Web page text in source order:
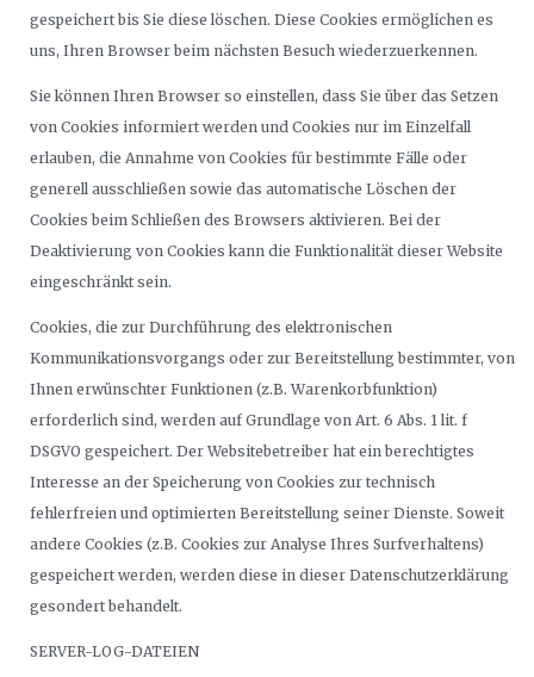
gespeichert bis Sie diese löschen. Diese Cookies ermöglichen es
uns, Ihren Browser beim nächsten Besuch wiederzuerkennen.
Sie können Ihren Browser so einstellen, dass Sie über das Setzen
von Cookies informiert werden und Cookies nur im Einzelfall
erlauben, die Annahme von Cookies für bestimmte Fälle oder
generell ausschließen sowie das automatische Löschen der
Cookies beim Schließen des Browsers aktivieren. Bei der
Deaktivierung von Cookies kann die Funktionalität dieser Website
eingeschränkt sein.
Cookies, die zur Durchführung des elektronischen
Kommunikationsvorgangs oder zur Bereitstellung bestimmter, von
Ihnen erwünschter Funktionen (z.B. Warenkorbfunktion)
erforderlich sind, werden auf Grundlage von Art. 6 Abs. 1 lit. f
DSGVO gespeichert. Der Websitebetreiber hat ein berechtigtes
Interesse an der Speicherung von Cookies zur technisch
fehlerfreien und optimierten Bereitstellung seiner Dienste. Soweit
andere Cookies (z.B. Cookies zur Analyse Ihres Surfverhaltens)
gespeichert werden, werden diese in dieser Datenschutzerklärung
gesondert behandelt.
SERVER-LOG-DATEIEN